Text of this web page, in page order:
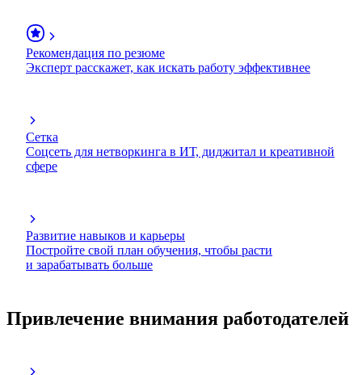
Рекомендация по резюме
Эксперт расскажет, как искать работу эффективнее
Сетка
Соцсеть для нетворкинга в ИТ, диджитал и креативной
сфере
Развитие навыков и карьеры
Постройте свой план обучения, чтобы расти
и зарабатывать больше
Привлечение внимания работодателей